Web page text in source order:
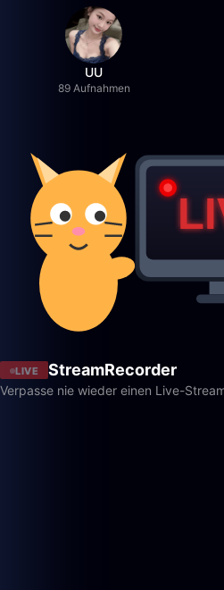
UU
89 Aufnahmen
LIVE StreamRecorder
Verpasse nie wieder einen Live-